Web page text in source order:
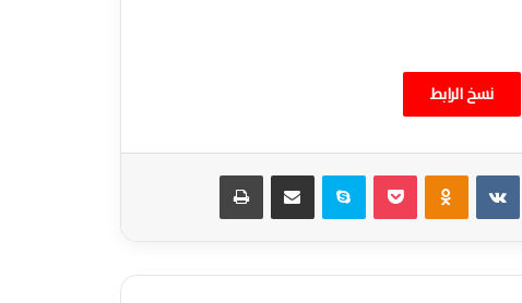
نسخ الرابط
‏VKontakte سكايب مشاركة عبر البريد
الصحة وسلامة الغذاء تؤكدان تكامل الرقابة
لحماية المواطنين وضمان الغذاء
الإدمان تدعو لاختيار الحياة